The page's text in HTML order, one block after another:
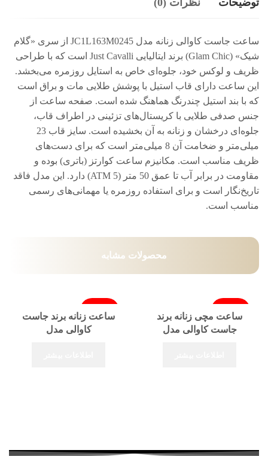
توضیحات نظرات (0)
ساعت جاست کاوالی زنانه مدل JC1L163M0245 از سری «گلام
شیک» (Glam Chic) برند ایتالیایی Just Cavalli است که با طراحی
ظریف و لوکس خود، جلوه‌ای خاص به استایل روزمره می‌بخشد.
این ساعت دارای قاب استیل با پوشش طلایی مات و براق است
که با بند استیل چندرنگ هماهنگ شده است. صفحه ساعت از
جنس صدفی طلایی با کریستال‌های تزئینی در اطراف قاب،
جلوه‌ای درخشان و زنانه به آن بخشیده است. سایز قاب 23
میلی‌متر و ضخامت آن 8 میلی‌متر است که برای دست‌های
ظریف مناسب است. مکانیزم ساعت کوارتز (باتری) بوده و
مقاومت در برابر آب تا عمق 50 متر (5 ATM) دارد. این مدل فاقد
تاریخ‌نگار است و برای استفاده روزمره یا مهمانی‌های رسمی
مناسب است.
محصولات مشابه
فروخته شد
ساعت مچی زنانه برند
جاست کاوالی مدل
فروخته شد
ساعت زنانه برند جاست
کاوالی مدل